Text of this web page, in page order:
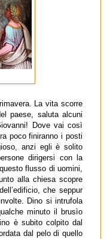
La vita scorre
paese, saluta alcuni
Dove vai così
poco finiranno i posti
anzi egli è solito
dirigersi con la
flusso di uomini,
alla chiesa scopre
che seppur
Dino si intrufola
minuto il brusìo
è subito colpito dal
dal pelo di quello